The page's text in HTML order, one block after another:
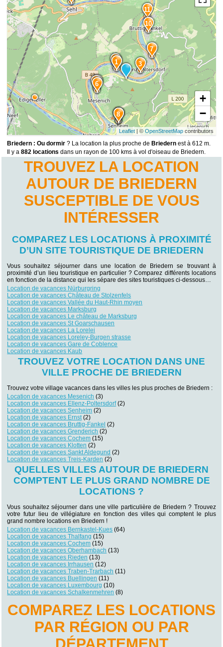
11
10
9
8
7
6
54
3
21
+
−
Leaflet| © OpenStreetMapcontributors
Briedern : Ou dormir ? La location la plus proche de Briedern est à 612 m.
Il y a882 locations dans un rayon de 100 kms à vol d'oiseau de Briedern.
TROUVEZ LA LOCATION
AUTOUR DE BRIEDERN
SUSCEPTIBLE DE VOUS
INTÉRESSER
COMPAREZ LES LOCATIONS À PROXIMITÉ
D’UN SITE TOURISTIQUE DE BRIEDERN
Vous souhaitez séjourner dans une location de Briedern se trouvant à
proximité d’un lieu touristique en particulier ? Comparez différents locations
en fonction de la distance qui les sépare des sites touristiques ci-dessous…
Location de vacances Nürburgring
Location de vacances Château de Stolzenfels
Location de vacances Vallée du Haut-Rhin moyen
Location de vacances Marksburg
Location de vacances Le château de Marksburg
Location de vacances St Goarschausen
Location de vacances La Lorelei
Location de vacances Loreley-Burgen strasse
Location de vacances Gare de Coblence
Location de vacances Kaub
TROUVEZ VOTRE LOCATION DANS UNE
VILLE PROCHE DE BRIEDERN
Trouvez votre village vacances dans les villes les plus proches de Briedern :
Location de vacances Mesenich (3)
Location de vacances Ellenz-Poltersdorf(2)
Location de vacances Senheim (2)
Location de vacances Ernst(2)
Location de vacances Bruttig-Fankel (2)
Location de vacances Grenderich (2)
Location de vacances Cochem (15)
Location de vacances Klotten (2)
Location de vacances Sankt Aldegund (2)
Location de vacances Treis-Karden (2)
QUELLES VILLES AUTOUR DE BRIEDERN
COMPTENT LE PLUS GRAND NOMBRE DE
LOCATIONS ?
Vous souhaitez séjourner dans une ville particulière de Briedern ? Trouvez
votre futur lieu de villégiature en fonction des villes qui comptent le plus
grand nombre locations en Briedern !
Location de vacances Bernkastel-Kues (64)
Location de vacances Thalfang (15)
Location de vacances Cochem (15)
Location de vacances Oberhambach (13)
Location de vacances Rieden (13)
Location de vacances Irrhausen (12)
Location de vacances Traben-Trarbach (11)
Location de vacances Buellingen (11)
Location de vacances Luxembourg (10)
Location de vacances Schalkenmehren (8)
COMPAREZ LES LOCATIONS
PAR RÉGION OU PAR